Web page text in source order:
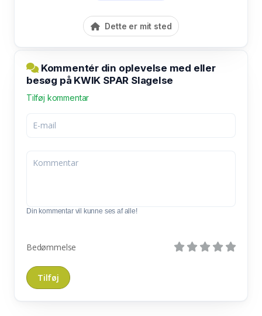
Dette er mit sted
Kommentér din oplevelse med eller
besøg på KWIK SPAR Slagelse
Tilføj kommentar
Din kommentar vil kunne ses af alle!
Bedømmelse